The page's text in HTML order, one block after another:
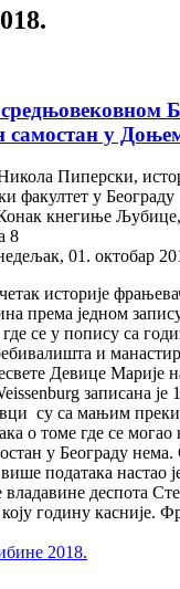
самостан у
Пиперски,
факултет у Београду
кнегиње
8
01. октобар
историје
према једном
се у попису са
и
Девице Марије
записана је
су са мањим
о томе где се могао
у Београду нема.
података настао
владавине деспота
годину касније.
2018.